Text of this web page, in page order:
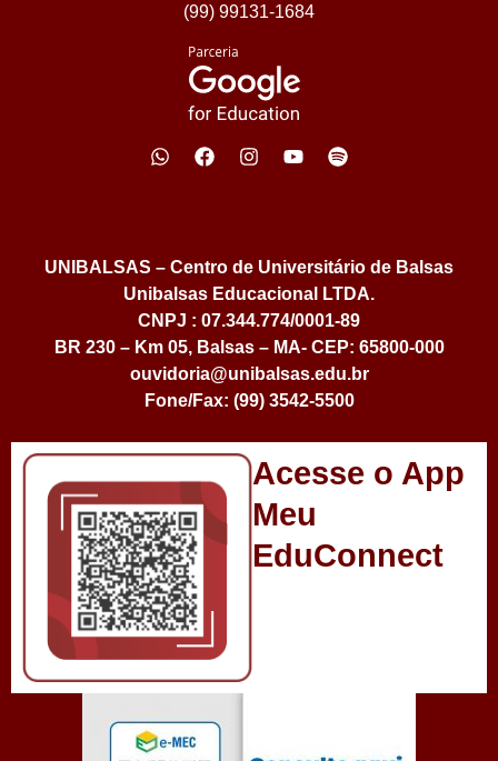
(99) 99131-1684
UNIBALSAS – Centro de Universitário de Balsas
Unibalsas Educacional LTDA.
CNPJ : 07.344.774/0001-89
BR 230 – Km 05, Balsas – MA- CEP: 65800-000
ouvidoria@unibalsas.edu.br
Fone/Fax: (99) 3542-5500
Acesse o App
Meu
EduConnect